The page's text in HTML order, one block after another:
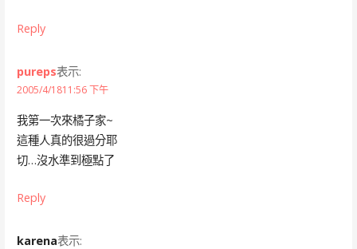
Reply
pureps表示:
2005/4/1811:56 下午
我第一次來橘子家~
這種人真的很過分耶
切…沒水準到極點了
Reply
karena表示: